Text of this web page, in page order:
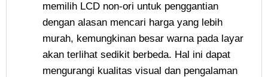
memilih LCD non-ori untuk penggantian
dengan alasan mencari harga yang lebih
murah, kemungkinan besar warna pada layar
akan terlihat sedikit berbeda. Hal ini dapat
mengurangi kualitas visual dan pengalaman